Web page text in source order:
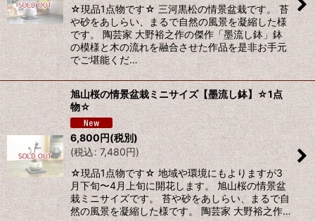
☆現品1点物です☆ 三河黒松の情景盆栽です。 苔
や砂をあしらい、まるで自然の風景を凝縮した様
です。 陶芸家 大野裕之作の傑作「墨流し鉢」鉢
の模様と木の流れを融合させた作品を是非お手元
でご堪能くだ…
旭山桜の情景盆栽ミニサイズ【墨流し鉢】☆1点
物☆
6,800円(税別)
(税込: 7,480円)
☆現品1点物です☆ 地域や環境にもよりますが3
月下旬〜4月上旬に開花します。 旭山桜の情景盆
栽ミニサイズです。 苔や砂をあしらい、まるで自
然の風景を凝縮した様です。 陶芸家 大野裕之作…